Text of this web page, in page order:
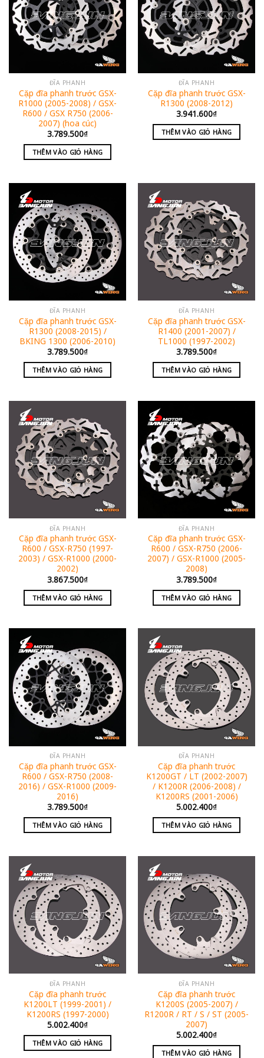
ĐĨA PHANH
Cặp đĩa phanh trước GSX-
R1000 (2005-2008) / GSX-
R600 / GSX R750 (2006-
2007) (hoa cúc)
3.789.500₫
THÊM VÀO GIỎ HÀNG
ĐĨA PHANH
Cặp đĩa phanh trước GSX-
R1300 (2008-2012)
3.941.600₫
THÊM VÀO GIỎ HÀNG
ĐĨA PHANH
Cặp đĩa phanh trước GSX-
R1300 (2008-2015) /
BKING 1300 (2006-2010)
3.789.500₫
THÊM VÀO GIỎ HÀNG
ĐĨA PHANH
Cặp đĩa phanh trước GSX-
R1400 (2001-2007) /
TL1000 (1997-2002)
3.789.500₫
THÊM VÀO GIỎ HÀNG
ĐĨA PHANH
Cặp đĩa phanh trước GSX-
R600 / GSX-R750 (1997-
2003) / GSX-R1000 (2000-
2002)
3.867.500₫
THÊM VÀO GIỎ HÀNG
ĐĨA PHANH
Cặp đĩa phanh trước GSX-
R600 / GSX-R750 (2006-
2007) / GSX-R1000 (2005-
2008)
3.789.500₫
THÊM VÀO GIỎ HÀNG
ĐĨA PHANH
Cặp đĩa phanh trước GSX-
R600 / GSX-R750 (2008-
2016) / GSX-R1000 (2009-
2016)
3.789.500₫
THÊM VÀO GIỎ HÀNG
ĐĨA PHANH
Cặp đĩa phanh trước
K1200GT / LT (2002-2007)
/ K1200R (2006-2008) /
K1200RS (2001-2006)
5.002.400₫
THÊM VÀO GIỎ HÀNG
ĐĨA PHANH
Cặp đĩa phanh trước
K1200LT (1999-2001) /
K1200RS (1997-2000)
5.002.400₫
THÊM VÀO GIỎ HÀNG
ĐĨA PHANH
Cặp đĩa phanh trước
K1200S (2005-2007) /
R1200R / RT / S / ST (2005-
2007)
5.002.400₫
THÊM VÀO GIỎ HÀNG